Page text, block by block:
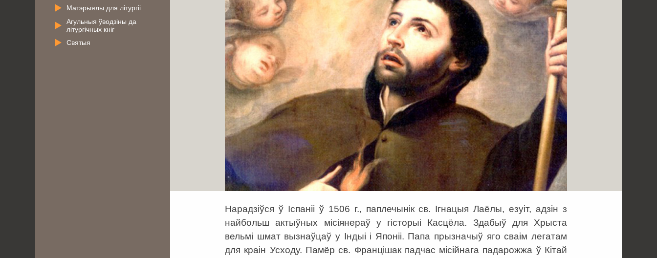
Нарадзіўся ў Іспаніі ў 1506 г., паплечынік св. Ігнацыя Лаёлы, езуіт, адзін з
найбольш актыўных місіянераў у гісторыі Касцёла. Здабыў для Хрыста
вельмі шмат вызнаўцаў у Індыі і Японіі. Папа прызначыў яго сваім легатам
для краін Усходу. Памёр св. Францішак падчас місійнага падарожжа ў Кітай
Матэрыялы для літургіі
Агульныя ўводзіны да
літургічных кніг
Святыя